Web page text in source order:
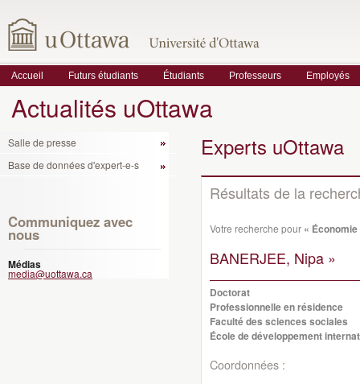
Accueil Futurs étudiants Étudiants Professeurs Employés
Actualités uOttawa
Salle de presse
Base de données d'expert-e-s
Communiquez avec
nous
Médias
media@uottawa.ca
Experts uOttawa
Résultats de la
Votre recherche pour «
BANERJEE, Nipa »
Doctorat
Professionnelle en résidence
Faculté des sciences sociales
École de développement
Coordonnées :